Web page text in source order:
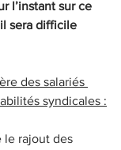
l’instant sur ce
sera difficile
des salariés
syndicales :
le rajout des